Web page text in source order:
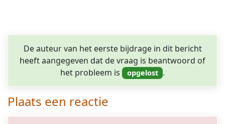
De auteur van het eerste bijdrage in dit bericht
heeft aangegeven dat de vraag is beantwoord of
het probleem is
.
Plaats een reactie